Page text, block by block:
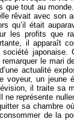
que tout au
rêvait avec son
qu’il était
les profits que
il apparaît
japonaise.
le mari
actualité
voyeur, un
il traite sa
ne représente
sa chambre
de la